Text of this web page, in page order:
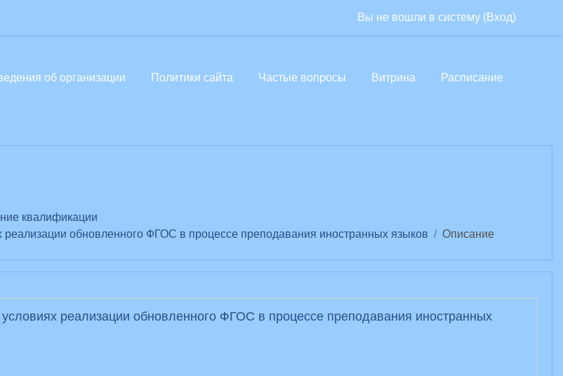
Вы не вошли в систему (Вход)
об организации Политики сайта Частые вопросы Витрина Расписание
квалификации
обновленного ФГОС в процессе преподавания иностранных языков
Описание
реализации обновленного ФГОС в процессе преподавания иностранных